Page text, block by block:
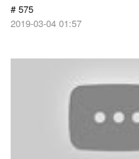
# 575
2019-03-04 01:57